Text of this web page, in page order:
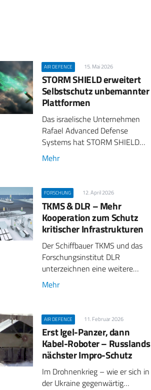
AIR DEFENCE 15. Mai 2026
STORM SHIELD erweitert
Selbstschutz unbemannter
Plattformen
Das israelische Unternehmen
Rafael Advanced Defense
Systems hat STORM SHIELD…
Mehr
FORSCHUNG 12. April 2026
TKMS & DLR – Mehr
Kooperation zum Schutz
kritischer Infrastrukturen
Der Schiffbauer TKMS und das
Forschungsinstitut DLR
unterzeichnen eine weitere…
Mehr
AIR DEFENCE 11. Februar 2026
Erst Igel-Panzer, dann
Kabel-Roboter – Russlands
nächster Impro-Schutz
Im Drohnenkrieg – wie er sich in
der Ukraine gegenwärtig…